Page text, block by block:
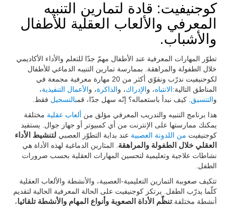
كوجنيفيت: قادة لتمارين التنبيه
المعرفي والألعاب العقلية للأطفال
والأشباب.
تطوّر المهارات المعرفية عند الأطفال مهمّ جدّا للتعلم والأداء الأكاديمي
خلال الطفولة والمراهقة. بممارسة تمارين التنيبه الدماغي للأطفال
لكوحنيفيت ندرّب ونقوّي أكثر من 20 مهارة معرفية مجمعة في
المناطق التالية:الانتباه، والإدراك، والذاكرة، والأعمال التنفيذية،
والتنسيق . كيف نبدأ باستعماله؟ إنّه سهل جدّا، قمبالتسجيل فقط.
هذا برنامج التنبيه والتدريب المعرفي مؤلق من ألعاب عقلية مختلقة
يمكنك ممارستها على الإنترنت من أي كمبيوتر أو جهاز جوال. يستفيد
كوجنيفيت من اللدونة العصبية عند بداية التطوّر العصبي لتنشيط الأداء
العقلي خلال الطفولة والمراهقة . المتارين الدماغية لهذه الأداة هي
نشاطات علاجية وتعليمية لتحسين المهارات العقلية بحسب ضرورات
الطفل.
تتكيف صعوببة التمارين التعليمية-العصبية، والأنشطة والألعاب العقلية
كلّما يدرّب الطفل. يرتكز كوجنيفيت على الحالة المعرفية الحالية لتقديم
أنشطة مختلفة.تنظّم الأداة الصعوبة وأنواع المهام والأنشطة تلقائيا،